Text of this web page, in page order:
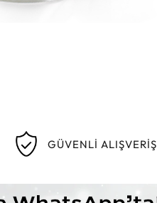
GÜVENLİ ALIŞVERİŞ